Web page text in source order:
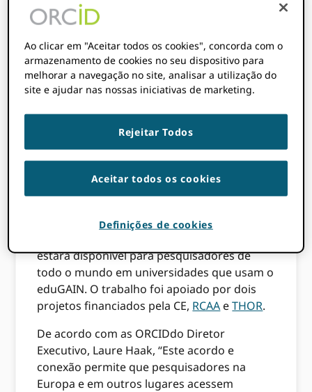
Fazendo login no ORCID
registro usando
credenciais da instituição
. Esse acordo permitirá que
registro usando as mesmas credenciais que
, o acesso ao Registro por meio de
estará disponível para pesquisadores de
todo o mundo em universidades que usam o
eduGAIN. O trabalho foi apoiado por dois
projetos financiados pela CE, RCAA eTHOR.
De acordo com as ORCIDdo Diretor
Executivo, Laure Haak, “Este acordo e
conexão permite que pesquisadores na
Europa e em outros lugares acessem
Ao clicar em "Aceitar todos os cookies", concorda com o
armazenamento de cookies no seu dispositivo para
melhorar a navegação no site, analisar a utilização do
site e ajudar nas nossas iniciativas de marketing.
Rejeitar Todos
Aceitar todos os cookies
Definições de cookies